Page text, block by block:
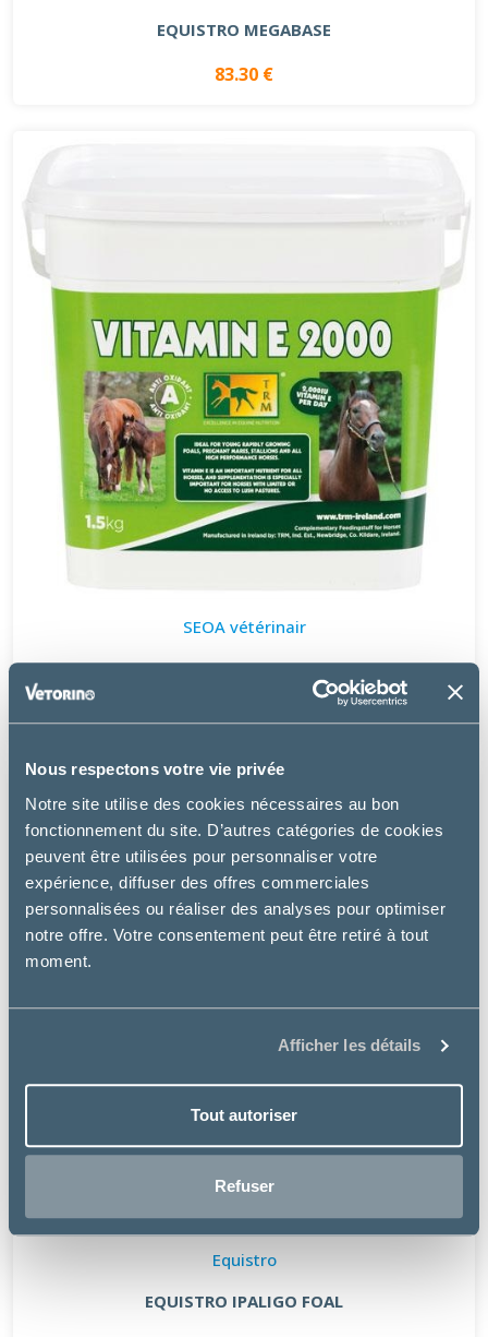
Nous respectons votre vie privée
Notre site utilise des cookies nécessaires au bon
fonctionnement du site. D’autres catégories de cookies
peuvent être utilisées pour personnaliser votre
expérience, diffuser des offres commerciales
personnalisées ou réaliser des analyses pour optimiser
notre offre. Votre consentement peut être retiré à tout
moment.
Afficher les détails
Tout autoriser
Refuser
EQUISTRO MEGABASE
83.30 €
SEOA vétérinair
VITAMINE E 2000
Equistro
EQUISTRO IPALIGO FOAL